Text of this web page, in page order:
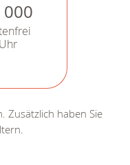
000
Zusätzlich haben Sie